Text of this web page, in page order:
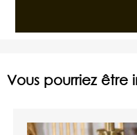
Vous pourriez être